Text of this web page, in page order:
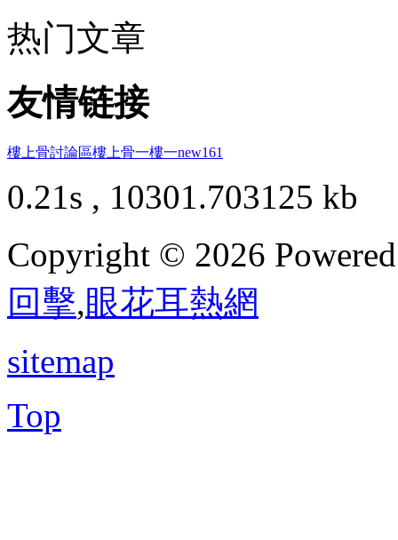
热门文章
友情链接
樓上骨討論區樓上骨一樓一new161
0.21s , 10301.703125 kb
Copyright © 2026
回擊,眼花耳熱網
sitemap
Top